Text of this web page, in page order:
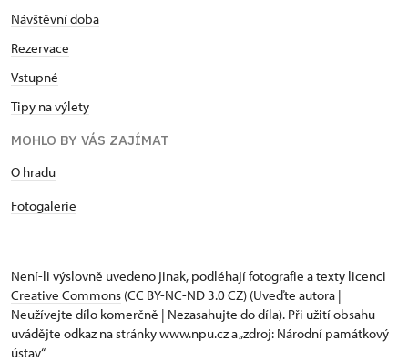
Návštěvní doba
Rezervace
Vstupné
Tipy na výlety
MOHLO BY VÁS ZAJÍMAT
O hradu
Fotogalerie
Není-li výslovně uvedeno jinak, podléhají fotografie a texty licenci
Creative Commons (CC BY-NC-ND 3.0 CZ) (Uveďte autora |
Neužívejte dílo komerčně | Nezasahujte do díla). Při užití obsahu
uvádějte odkaz na stránky www.npu.cz a „zdroj: Národní památkový
ústav“